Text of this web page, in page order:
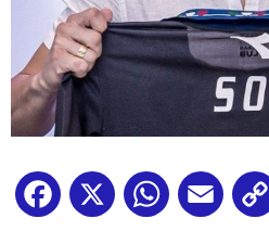
Facebook
X WhatsApp
Email